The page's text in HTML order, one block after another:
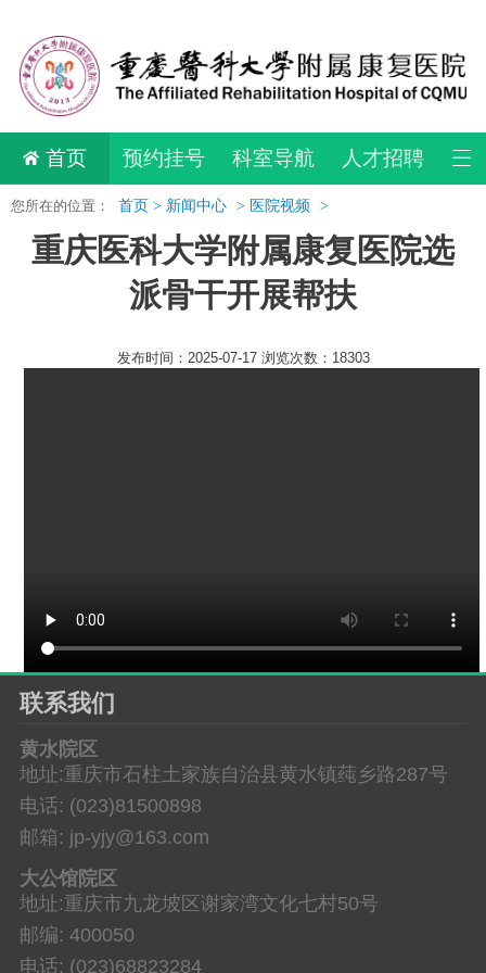
首页 预约挂号 科室导航 人才招聘
您所在的位置： 首页 > 新闻中心 > 医院视频 >
重庆医科大学附属康复医院选
派骨干开展帮扶
发布时间：2025-07-17 浏览次数：18303
联系我们
黄水院区
地址:重庆市石柱土家族自治县黄水镇莼乡路287号
电话: (023)81500898
邮箱: jp-yjy@163.com
大公馆院区
地址:重庆市九龙坡区谢家湾文化七村50号
邮编: 400050
电话: (023)68823284